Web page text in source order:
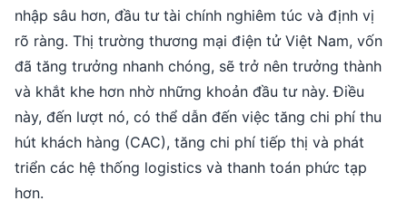
nhập sâu hơn, đầu tư tài chính nghiêm túc và định vị
rõ ràng. Thị trường thương mại điện tử Việt Nam, vốn
đã tăng trưởng nhanh chóng, sẽ trở nên trưởng thành
và khắt khe hơn nhờ những khoản đầu tư này. Điều
này, đến lượt nó, có thể dẫn đến việc tăng chi phí thu
hút khách hàng (CAC), tăng chi phí tiếp thị và phát
triển các hệ thống logistics và thanh toán phức tạp
hơn.